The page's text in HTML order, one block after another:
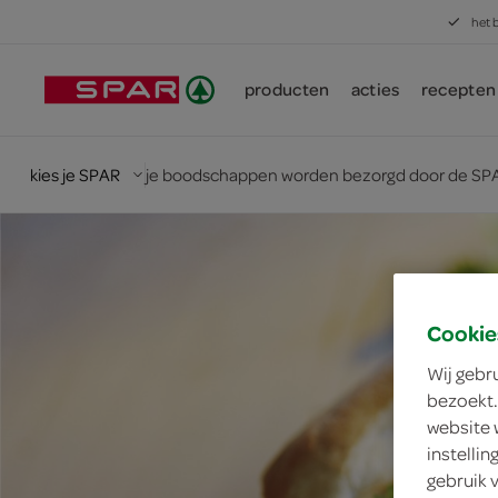
het
producten acties recepten
kies je SPAR je boodschappen worden bezorgd door de
Wij
website
gebruik